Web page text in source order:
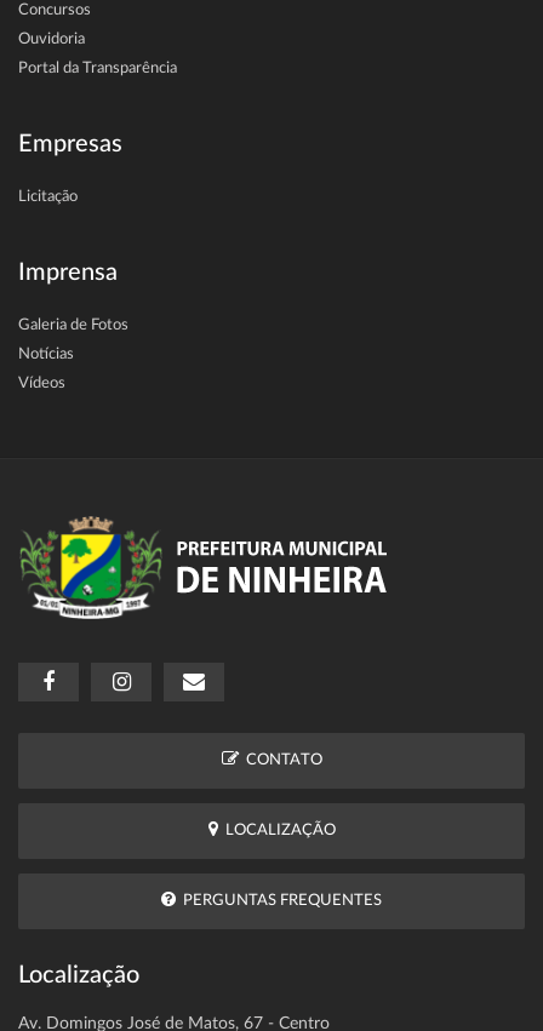
Concursos
Ouvidoria
Portal da Transparência
Empresas
Licitação
Imprensa
Galeria de Fotos
Notícias
Vídeos
CONTATO
LOCALIZAÇÃO
PERGUNTAS FREQUENTES
Localização
Av. Domingos José de Matos, 67 - Centro